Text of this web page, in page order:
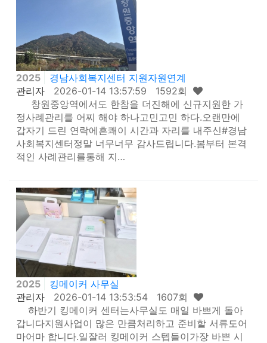
2025
경남사회복지센터 지원자원연계
관리자 2026-01-14 13:57:59 1592회
창원중앙역에서도 한참을 더진해에 신규지원한 가
정사례관리를 어찌 해야 하나고민고민 하다.오랜만에
갑자기 드린 연락에흔쾌이 시간과 자리를 내주신#경남
사회복지센터정말 너무너무 감사드립니다.봄부터 본격
적인 사례관리를통해 지…
2025
킹메이커 사무실
관리자 2026-01-14 13:53:54 1607회
하반기 킹메이커 센터는사무실도 매일 바쁘게 돌아
갑니다지원사업이 많은 만큼처리하고 준비할 서류도어
마어마 합니다.일잘러 킹메이커 스텝들이가장 바쁜 시